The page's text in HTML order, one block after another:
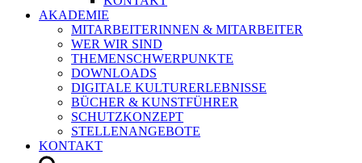
AKADEMIE
MITARBEITERINNEN & MITARBEITER
WER WIR SIND
THEMENSCHWERPUNKTE
DOWNLOADS
DIGITALE KULTURERLEBNISSE
BÜCHER & KUNSTFÜHRER
SCHUTZKONZEPT
STELLENANGEBOTE
KONTAKT